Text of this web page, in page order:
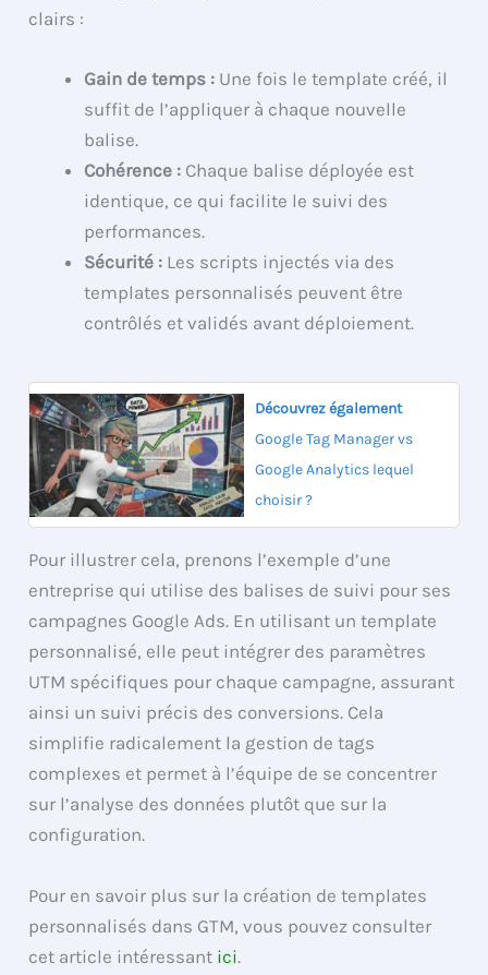
clairs :
Gain de temps : Une fois le template créé, il
suffit de l’appliquer à chaque nouvelle
balise.
Cohérence : Chaque balise déployée est
identique, ce qui facilite le suivi des
performances.
Sécurité : Les scripts injectés via des
templates personnalisés peuvent être
contrôlés et validés avant déploiement.
Découvrez également
Google Tag Manager vs
Google Analytics lequel
choisir ?
Pour illustrer cela, prenons l’exemple d’une
entreprise qui utilise des balises de suivi pour ses
campagnes Google Ads. En utilisant un template
personnalisé, elle peut intégrer des paramètres
UTM spécifiques pour chaque campagne, assurant
ainsi un suivi précis des conversions. Cela
simplifie radicalement la gestion de tags
complexes et permet à l’équipe de se concentrer
sur l’analyse des données plutôt que sur la
configuration.
Pour en savoir plus sur la création de templates
personnalisés dans GTM, vous pouvez consulter
cet article intéressant ici.